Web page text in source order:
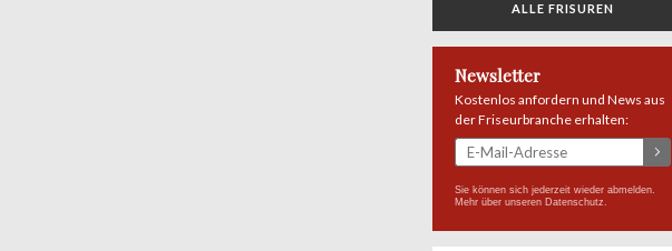
ALLE FRISUREN
Newsletter
Kostenlos anfordern und News aus
der Friseurbranche erhalten:
Sie können sich jederzeit wieder abmelden.
Mehr über unseren Datenschutz.